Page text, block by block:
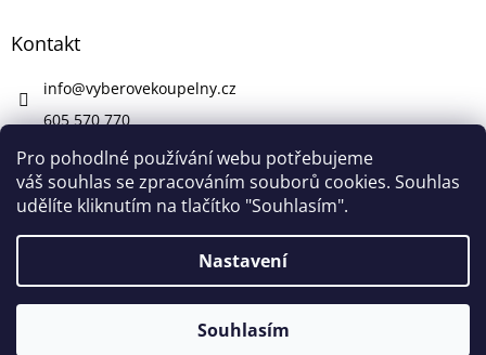
Pro pohodlné používání webu potřebujeme
váš souhlas se zpracováním souborů cookies. Souhlas
udělíte kliknutím na tlačítko "Souhlasím".
Nastavení
Souhlasím
V pátek 7. 8. máme firemní dovolenou. V případě potřeby nám
napište na info@vyberovekoupelny.cz. Všechny požadavky
Kontakt
info@vyberovekoupelny.cz
605 570 770
https://www.facebook.com/vyberovekoupelny/
Copyright 2026Výběrové Koupelny. Všechna práva
vyhrazena.